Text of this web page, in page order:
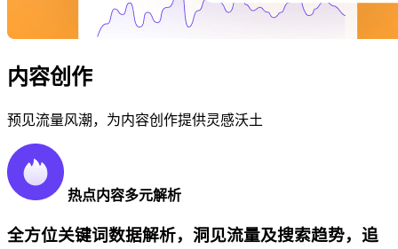
内容创作
预见流量风潮，为内容创作提供灵感沃土
热点内容多元解析
全方位关键词数据解析，洞见流量及搜索趋势，追